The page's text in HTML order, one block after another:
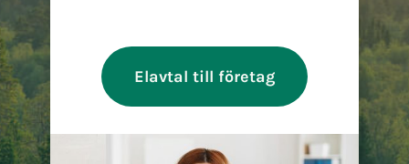
Elavtal till företag